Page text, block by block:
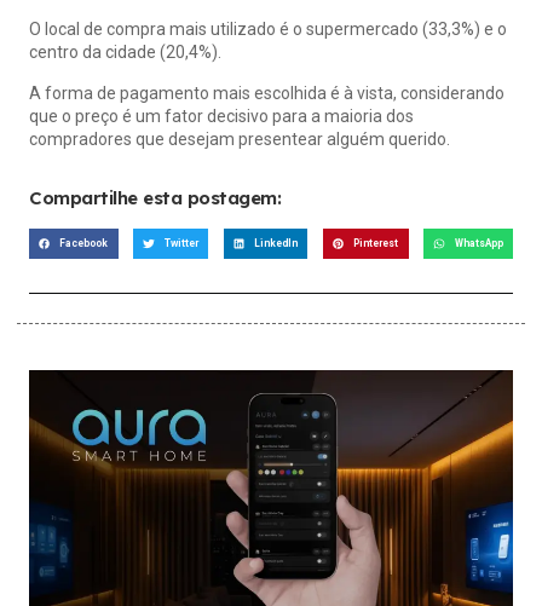
O local de compra mais utilizado é o supermercado (33,3%) e o
centro da cidade (20,4%).
A forma de pagamento mais escolhida é à vista, considerando
que o preço é um fator decisivo para a maioria dos
compradores que desejam presentear alguém querido.
Compartilhe esta postagem:
Facebook Twitter LinkedIn Pinterest WhatsApp